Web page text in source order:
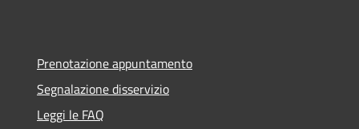
Prenotazione appuntamento
Segnalazione disservizio
Leggi le FAQ